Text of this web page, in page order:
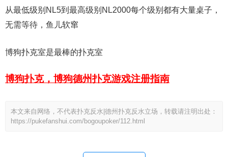
从最低级别NL5到最高级别NL2000每个级别都有大量桌子，
无需等待，鱼儿软窜
博狗扑克室是最棒的扑克室
博狗扑克，博狗德州扑克游戏注册指南
本文来自网络，不代表扑克反水|德州扑克反水立场，转载请注明出处：
https://pukefanshui.com/bogoupoker/112.html